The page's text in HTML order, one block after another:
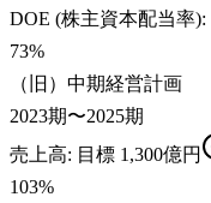
DOE (株主資本配当率):
73%
（旧）中期経営計画
2023期〜2025期
売上高: 目標 1,300億円
103%